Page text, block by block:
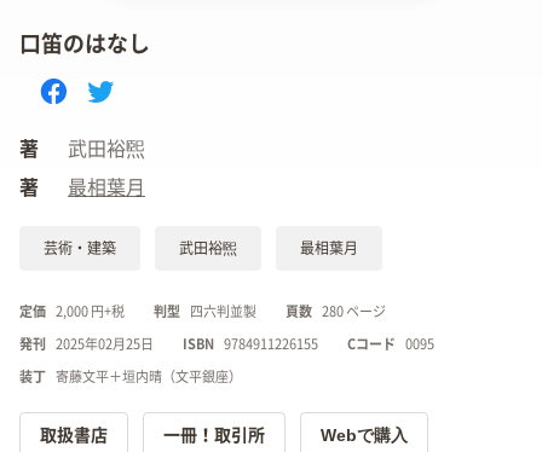
口笛のはなし
著
武田裕煕
著
最相葉月
芸術・建築 武田裕煕 最相葉月
定価 2,000 円+税 判型 四六判並製 頁数 280 ページ
発刊 2025年02月25日 ISBN 9784911226155 Cコード 0095
装丁 寄藤文平＋垣内晴（文平銀座）
取扱書店 一冊！取引所 Webで購入